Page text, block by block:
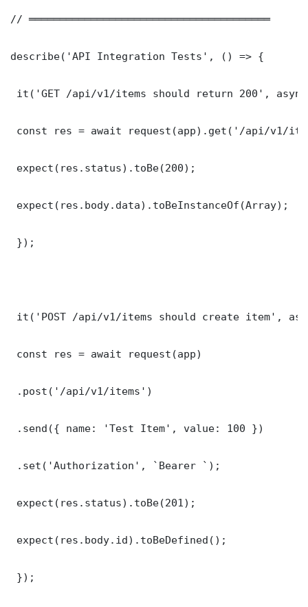
// ═══════════════════════════════════════
describe('API Integration Tests', () => {
it('GET /api/v1/items should return 200',
const res = await request(app).get('/api/v1/
expect(res.status).toBe(200);
expect(res.body.data).toBeInstanceOf(Array);
});
it('POST /api/v1/items should create item',
const res = await request(app)
.post('/api/v1/items')
.send({ name: 'Test Item', value: 100 })
.set('Authorization', `Bearer `);
expect(res.status).toBe(201);
expect(res.body.id).toBeDefined();
});